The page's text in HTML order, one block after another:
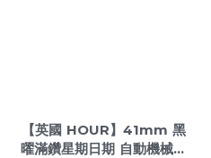
【英國 HOUR】41mm 黑
曜滿鑽星期日期 自動機械錶